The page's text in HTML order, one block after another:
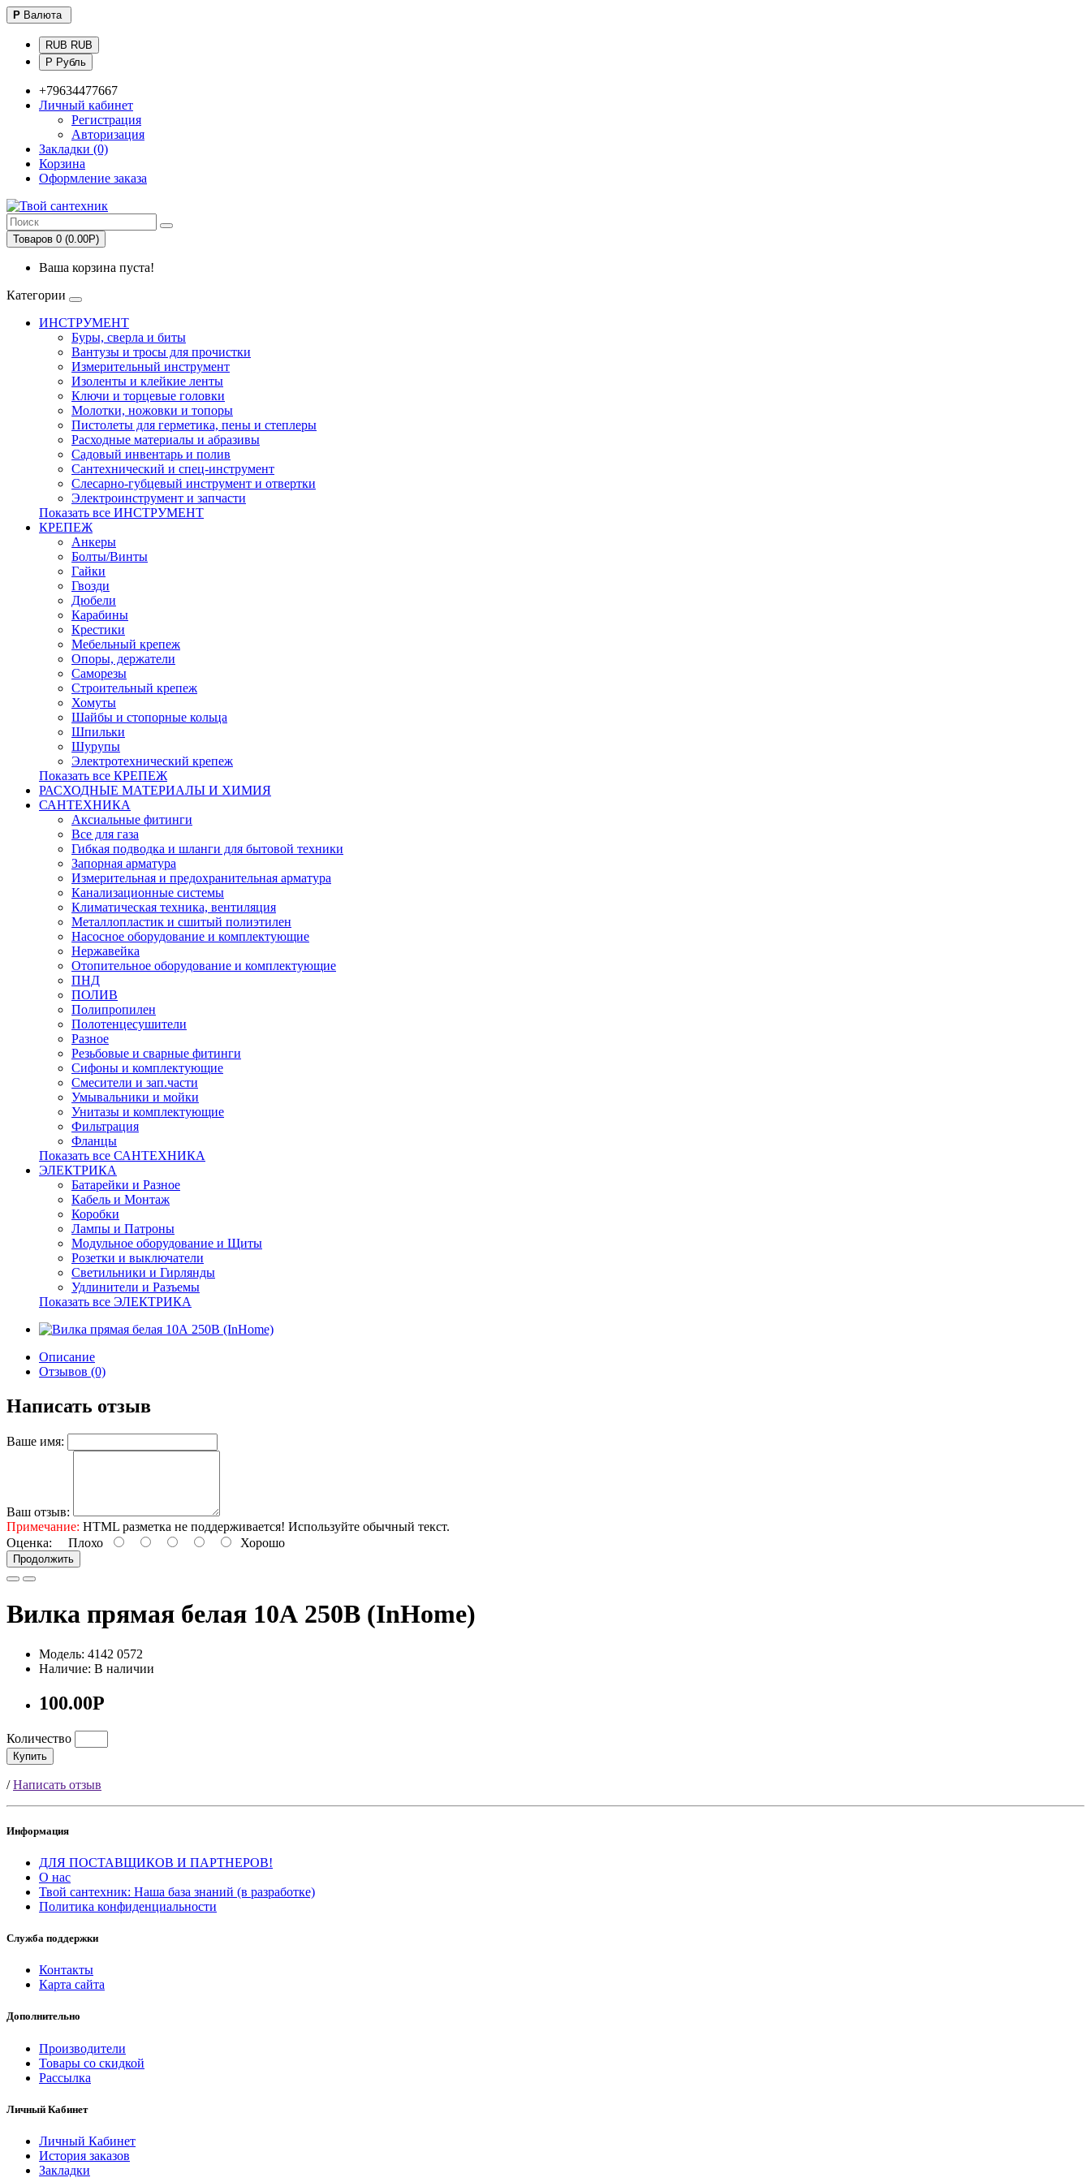
Р Валюта
RUB RUB
Р Рубль
+79634477667
Личный кабинет
Регистрация
Авторизация
Закладки (0)
Корзина
Оформление заказа
Товаров 0 (0.00Р)
Ваша корзина пуста!
Категории
ИНСТРУМЕНТ
Буры, сверла и биты
Вантузы и тросы для прочистки
Измерительный инструмент
Изоленты и клейкие ленты
Ключи и торцевые головки
Молотки, ножовки и топоры
Пистолеты для герметика, пены и степлеры
Расходные материалы и абразивы
Садовый инвентарь и полив
Сантехнический и спец-инструмент
Слесарно-губцевый инструмент и отвертки
Электроинструмент и запчасти
Показать все ИНСТРУМЕНТ
КРЕПЕЖ
Анкеры
Болты/Винты
Гайки
Гвозди
Дюбели
Карабины
Крестики
Мебельный крепеж
Опоры, держатели
Саморезы
Строительный крепеж
Хомуты
Шайбы и стопорные кольца
Шпильки
Шурупы
Электротехнический крепеж
Показать все КРЕПЕЖ
РАСХОДНЫЕ МАТЕРИАЛЫ И ХИМИЯ
САНТЕХНИКА
Аксиальные фитинги
Все для газа
Гибкая подводка и шланги для бытовой техники
Запорная арматура
Измерительная и предохранительная арматура
Канализационные системы
Климатическая техника, вентиляция
Металлопластик и сшитый полиэтилен
Насосное оборудование и комплектующие
Нержавейка
Отопительное оборудование и комплектующие
ПНД
ПОЛИВ
Полипропилен
Полотенцесушители
Разное
Резьбовые и сварные фитинги
Сифоны и комплектующие
Смесители и зап.части
Умывальники и мойки
Унитазы и комплектующие
Фильтрация
Фланцы
Показать все САНТЕХНИКА
ЭЛЕКТРИКА
Батарейки и Разное
Кабель и Монтаж
Коробки
Лампы и Патроны
Модульное оборудование и Щиты
Розетки и выключатели
Светильники и Гирлянды
Удлинители и Разъемы
Показать все ЭЛЕКТРИКА
Описание
Отзывов (0)
Написать отзыв
Ваше имя:
Ваш отзыв:
Примечание: HTML разметка не поддерживается! Используйте обычный текст.
Оценка: Плохо Хорошо
Продолжить
Вилка прямая белая 10А 250В (InHome)
Модель: 4142 0572
Наличие: В наличии
100.00Р
Количество
Купить
/Написать отзыв
Информация
ДЛЯ ПОСТАВЩИКОВ И ПАРТНЕРОВ!
О нас
Твой сантехник: Наша база знаний (в разработке)
Политика конфиденциальности
Служба поддержки
Контакты
Карта сайта
Дополнительно
Производители
Товары со скидкой
Рассылка
Личный Кабинет
Личный Кабинет
История заказов
Закладки